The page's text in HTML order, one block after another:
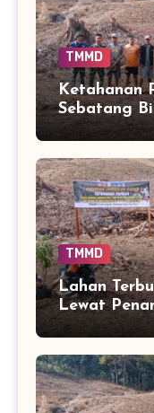
TMMD
Ketahanan
Sebatang
TMMD
Lahan
Lewat